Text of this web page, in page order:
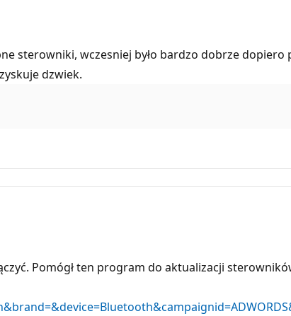
sterowniki, wczesniej było bardzo dobrze
dzwiek.
Pomógł ten program do aktualizacji